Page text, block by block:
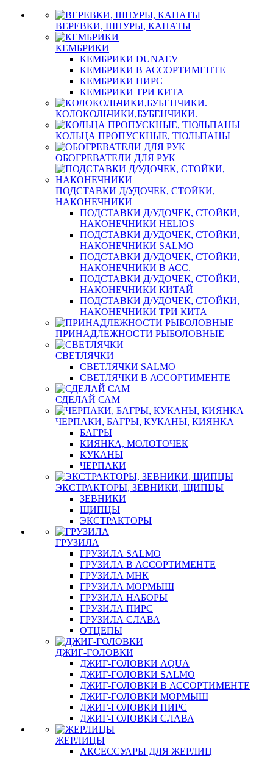
ВЕРЕВКИ, ШНУРЫ, КАНАТЫ
КЕМБРИКИ
КЕМБРИКИ DUNAEV
КЕМБРИКИ В АССОРТИМЕНТЕ
КЕМБРИКИ ПИРС
КЕМБРИКИ ТРИ КИТА
КОЛОКОЛЬЧИКИ,БУБЕНЧИКИ.
КОЛЬЦА ПРОПУСКНЫЕ, ТЮЛЬПАНЫ
ОБОГРЕВАТЕЛИ ДЛЯ РУК
ПОДСТАВКИ Д/УДОЧЕК, СТОЙКИ,
НАКОНЕЧНИКИ
ПОДСТАВКИ Д/УДОЧЕК, СТОЙКИ,
НАКОНЕЧНИКИ HELIOS
ПОДСТАВКИ Д/УДОЧЕК, СТОЙКИ,
НАКОНЕЧНИКИ SALMO
ПОДСТАВКИ Д/УДОЧЕК, СТОЙКИ,
НАКОНЕЧНИКИ В АСС.
ПОДСТАВКИ Д/УДОЧЕК, СТОЙКИ,
НАКОНЕЧНИКИ КИТАЙ
ПОДСТАВКИ Д/УДОЧЕК, СТОЙКИ,
НАКОНЕЧНИКИ ТРИ КИТА
ПРИНАДЛЕЖНОСТИ РЫБОЛОВНЫЕ
СВЕТЛЯЧКИ
СВЕТЛЯЧКИ SALMO
СВЕТЛЯЧКИ В АССОРТИМЕНТЕ
СДЕЛАЙ САМ
ЧЕРПАКИ, БАГРЫ, КУКАНЫ, КИЯНКА
БАГРЫ
КИЯНКА, МОЛОТОЧЕК
КУКАНЫ
ЧЕРПАКИ
ЭКСТРАКТОРЫ, ЗЕВНИКИ, ЩИПЦЫ
ЗЕВНИКИ
ЩИПЦЫ
ЭКСТРАКТОРЫ
ГРУЗИЛА
ГРУЗИЛА SALMO
ГРУЗИЛА В АССОРТИМЕНТЕ
ГРУЗИЛА МНК
ГРУЗИЛА МОРМЫШ
ГРУЗИЛА НАБОРЫ
ГРУЗИЛА ПИРС
ГРУЗИЛА СЛАВА
ОТЦЕПЫ
ДЖИГ-ГОЛОВКИ
ДЖИГ-ГОЛОВКИ AQUA
ДЖИГ-ГОЛОВКИ SALMO
ДЖИГ-ГОЛОВКИ В АССОРТИМЕНТЕ
ДЖИГ-ГОЛОВКИ МОРМЫШ
ДЖИГ-ГОЛОВКИ ПИРС
ДЖИГ-ГОЛОВКИ СЛАВА
ЖЕРЛИЦЫ
АКСЕССУАРЫ ДЛЯ ЖЕРЛИЦ